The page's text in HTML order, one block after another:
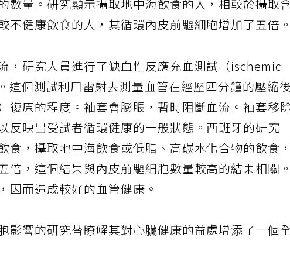
數量。研究顯示攝取地中海飲食的人，相較於攝取含
不健康飲食的人，其循環內皮前驅細胞增加了五倍。
，研究人員進行了缺血性反應充血測試（ischemic
個測試利用雷射去測量血管在經歷四分鐘的壓縮後
復原的程度。袖套會膨脹，暫時阻斷血流。袖套移
反映出受試者循環健康的一般狀態。西班牙的研究
食，攝取地中海飲食或低脂、高碳水化合物的飲食，
，這個結果與內皮前驅細胞數量較高的結果相關。
因而造成較好的血管健康。
影響的研究替瞭解其對心臟健康的益處增添了一個